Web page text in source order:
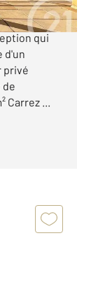
de la
qui
d'un
privé
Carrez ...